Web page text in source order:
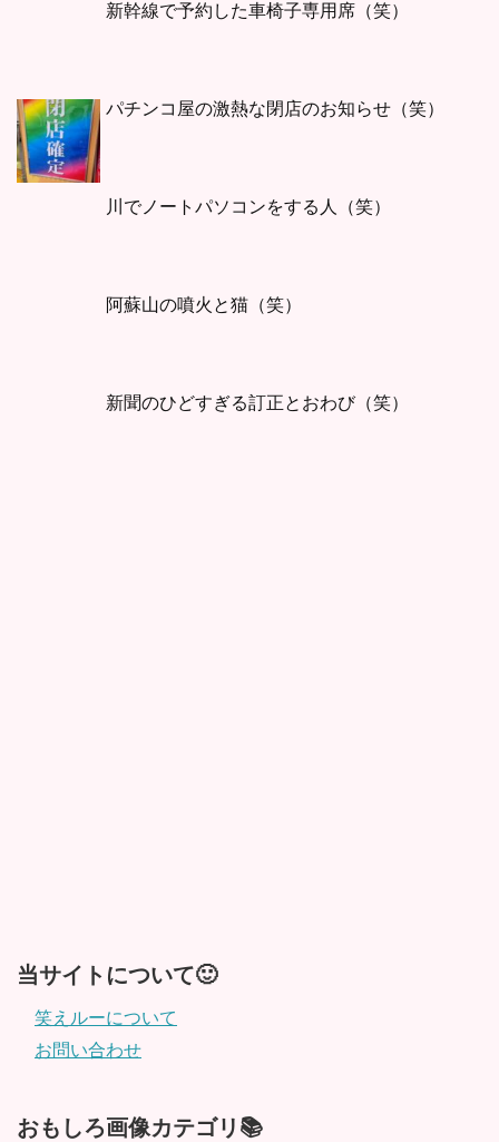
新幹線で予約した車椅子専用席（笑）
パチンコ屋の激熱な閉店のお知らせ（笑）
川でノートパソコンをする人（笑）
阿蘇山の噴火と猫（笑）
新聞のひどすぎる訂正とおわび（笑）
当サイトについて🙂
笑えルーについて
お問い合わせ
おもしろ画像カテゴリ📚